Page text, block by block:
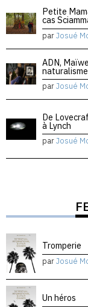
Petite
cas
parJosué
ADN,
naturalisme
parJosué
De
à Lynch
parJosué
Tromperie
parJosué
Un héros